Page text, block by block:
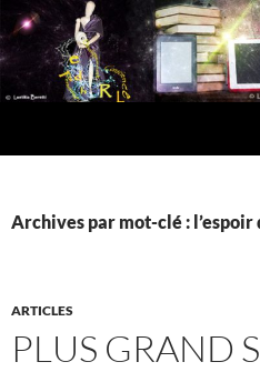
Aller
au
contenu
Archives par mot-clé :
ARTICLES
PLUS GRAND